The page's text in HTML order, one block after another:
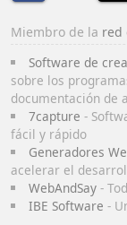
Miembro de la red
Software de
sobre los
documentación de
7capture -
fácil y rápido
Generadores
acelerar el
WebAndSay-
IBE Software -